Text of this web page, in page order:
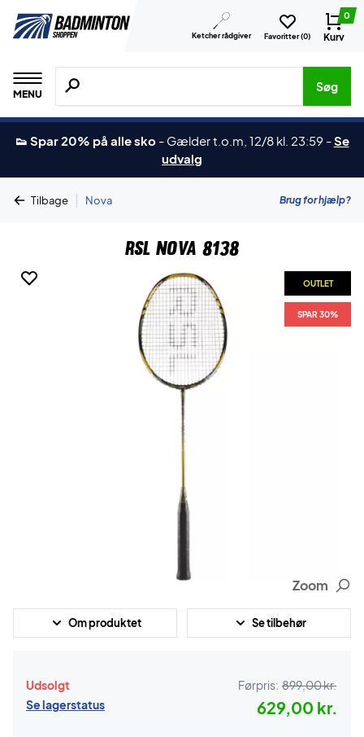
Ketcher rådgiver Favoritter (0)
0
Kurv
MENU
Søg efter produkter, mærker etc.
Søg
👟 Spar 20% på alle sko - Gælder t.o.m, 12/8 kl. 23:59 -Se
udvalg
Tilbage | Nova Brug for hjælp?
RSL Nova 8138
OUTLET
SPAR 30%
Zoom
Om produktet Se tilbehør
Udsolgt
Se lagerstatus
Førpris: 899,00 kr.
629,00 kr.